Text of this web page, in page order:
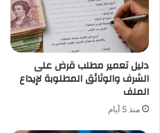
دليل تعمير مطلب قرض على
الشرف والوثائق المطلوبة لإيداع
الملف
منذ 5 أيام